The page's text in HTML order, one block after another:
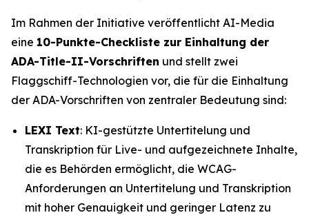
Im Rahmen der Initiative veröffentlicht AI-Media
eine 10-Punkte-Checkliste zur Einhaltung der
ADA-Title-II-Vorschriften und stellt zwei
Flaggschiff-Technologien vor, die für die Einhaltung
der ADA-Vorschriften von zentraler Bedeutung sind:
LEXI Text: KI-gestützte Untertitelung und
Transkription für Live- und aufgezeichnete Inhalte,
die es Behörden ermöglicht, die WCAG-
Anforderungen an Untertitelung und Transkription
mit hoher Genauigkeit und geringer Latenz zu